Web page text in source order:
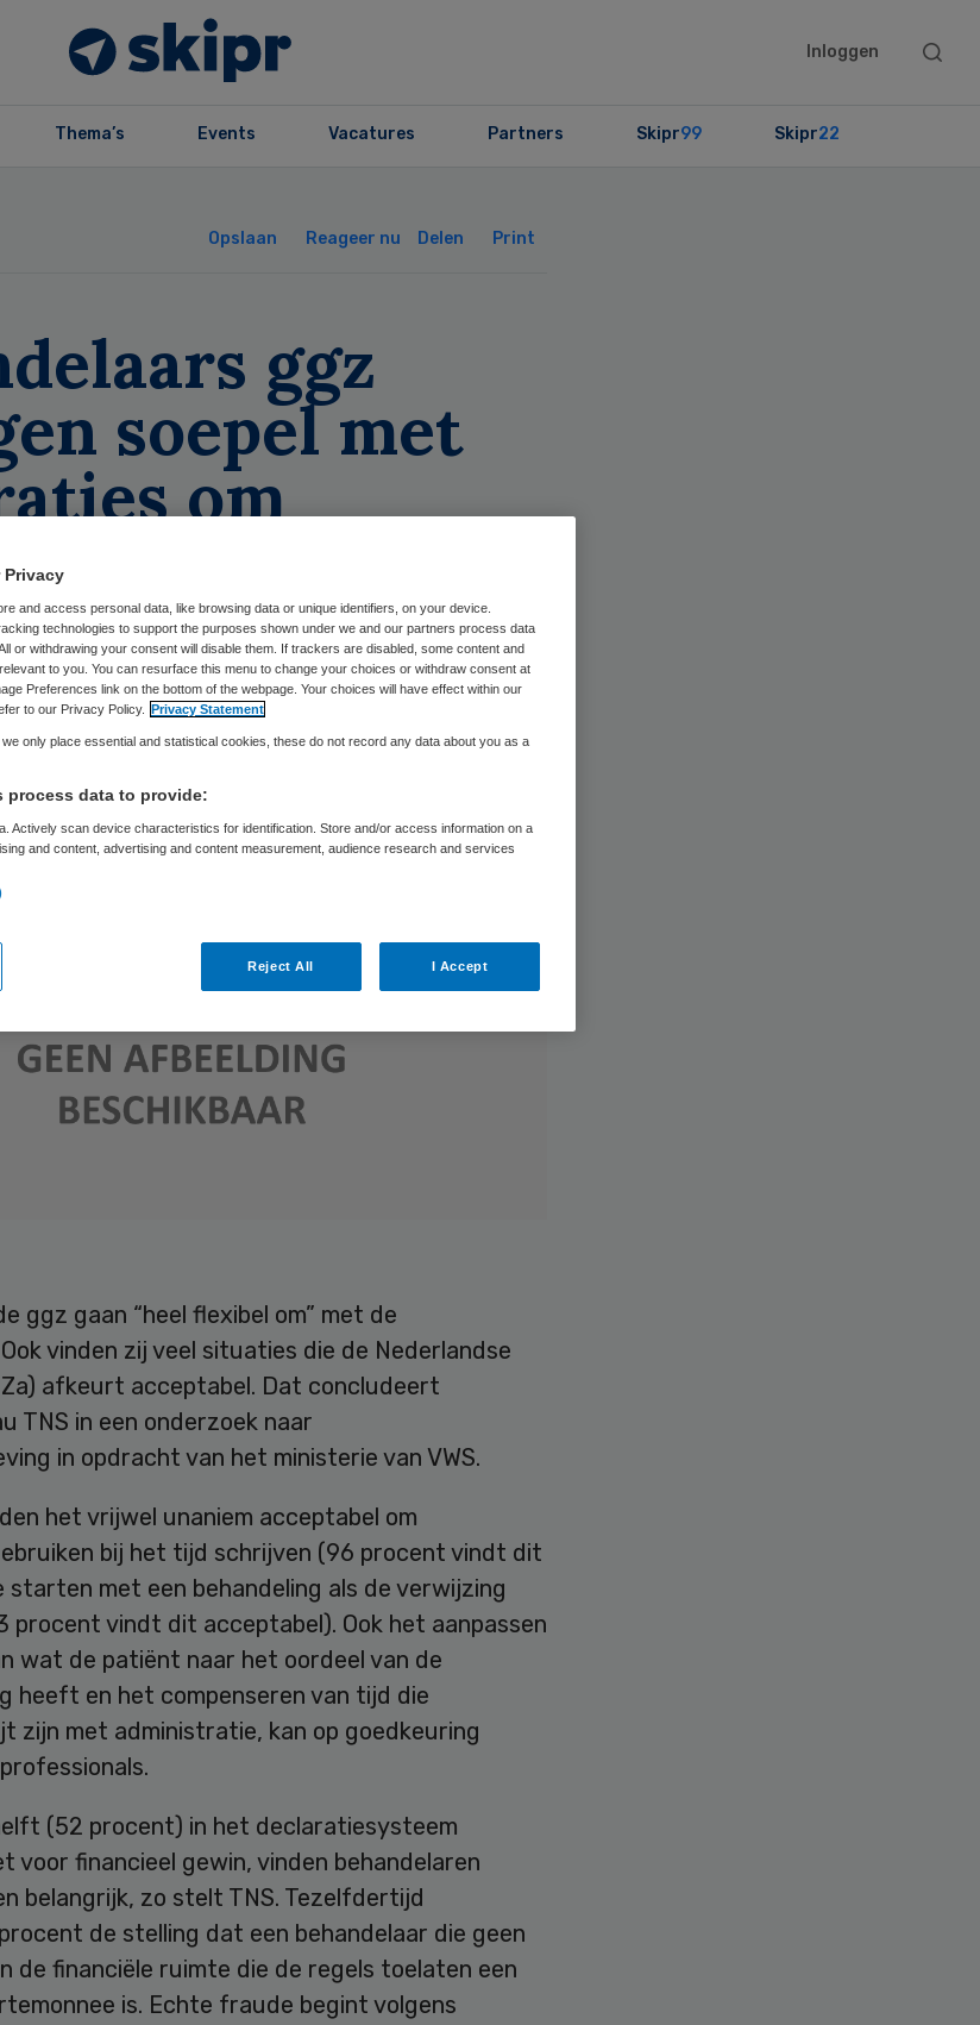
Inloggen
Search
Thema’s Events Vacatures Partners Skipr99 Skipr22
Opslaan Reageer nu Delen Print
ggz
soepel met
om
4 mei 2016, 13:11 55 keer gelezen
ggz gaan “heel flexibel om” met de
vinden zij veel situaties die de Nederlandse
afkeurt acceptabel. Dat concludeert
TNS in een onderzoek naar
in opdracht van het ministerie van VWS.
het vrijwel unaniem acceptabel om
bij het tijd schrijven (96 procent vindt dit
starten met een behandeling als de verwijzing
procent vindt dit acceptabel). Ook het aanpassen
wat de patiënt naar het oordeel van de
heeft en het compenseren van tijd die
zijn met administratie, kan op goedkeuring
(52 procent) in het declaratiesysteem
voor financieel gewin, vinden behandelaren
belangrijk, zo stelt TNS. Tezelfdertijd
de stelling dat een behandelaar die geen
de financiële ruimte die de regels toelaten een
is. Echte fraude begint volgens
Privacy
and access personal data, like browsing data or unique identifiers, on your device.
technologies to support the purposes shown under we and our partners process data
or withdrawing your consent will disable them. If trackers are disabled, some content and
to you. You can resurface this menu to change your choices or withdraw consent at
Preferences link on the bottom of the webpage. Your choices will have effect within our
to our Privacy Policy. Privacy Statement
only place essential and statistical cookies, these do not record any data about you as a
process data to provide:
Actively scan device characteristics for identification. Store and/or access information on a
and content, advertising and content measurement, audience research and services
Reject All I Accept